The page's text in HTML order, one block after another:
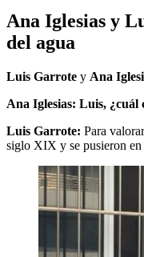
Ana Iglesias y
del agua
Luis Garrote y Ana
Ana Iglesias: Luis, ¿cuál
Luis Garrote: Para
siglo XIX y se pusieron